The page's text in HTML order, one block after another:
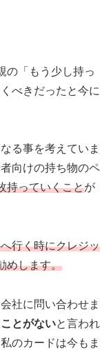
の「もう少し持っ
べきだったと今に
る事を考えていま
向けの持ち物のペ
持っていくことが
行く時にクレジッ
めします。
社に問い合わせま
とがないと言われ
のカードは今もま